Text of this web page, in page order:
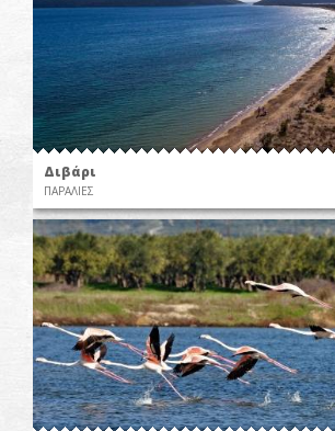
Διβάρι
ΠΑΡΑΛΙΕΣ